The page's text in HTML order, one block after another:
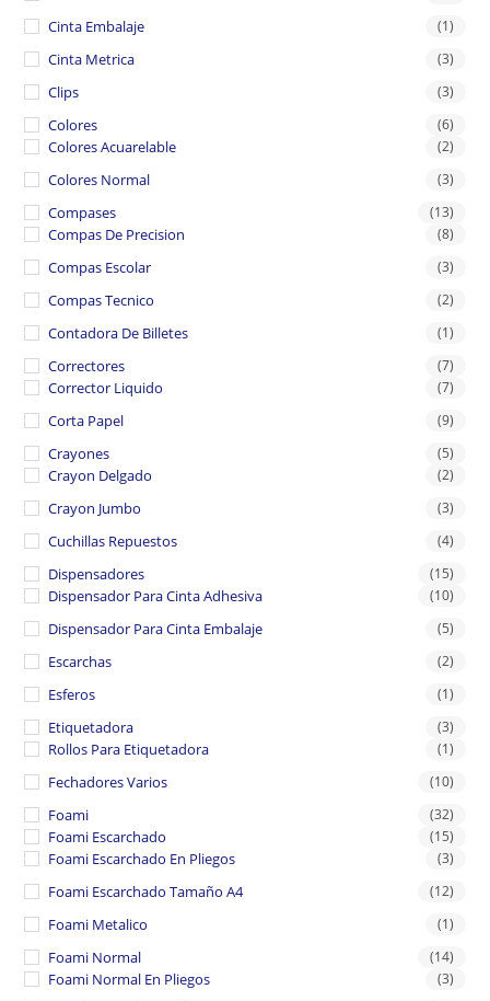
Cinta Embalaje (1)
Cinta Metrica (3)
Clips (3)
Colores (6)
Colores Acuarelable (2)
Colores Normal (3)
Compases (13)
Compas De Precision (8)
Compas Escolar (3)
Compas Tecnico (2)
Contadora De Billetes (1)
Correctores (7)
Corrector Liquido (7)
Corta Papel (9)
Crayones (5)
Crayon Delgado (2)
Crayon Jumbo (3)
Cuchillas Repuestos (4)
Dispensadores (15)
Dispensador Para Cinta Adhesiva (10)
Dispensador Para Cinta Embalaje (5)
Escarchas (2)
Esferos (1)
Etiquetadora (3)
Rollos Para Etiquetadora (1)
Fechadores Varios (10)
Foami (32)
Foami Escarchado (15)
Foami Escarchado En Pliegos (3)
Foami Escarchado Tamaño A4 (12)
Foami Metalico (1)
Foami Normal (14)
Foami Normal En Pliegos (3)